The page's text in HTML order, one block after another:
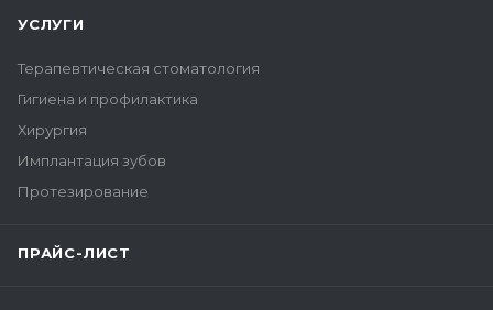
УСЛУГИ
Терапевтическая стоматология
Гигиена и профилактика
Хирургия
Имплантация зубов
Протезирование
ПРАЙС-ЛИСТ